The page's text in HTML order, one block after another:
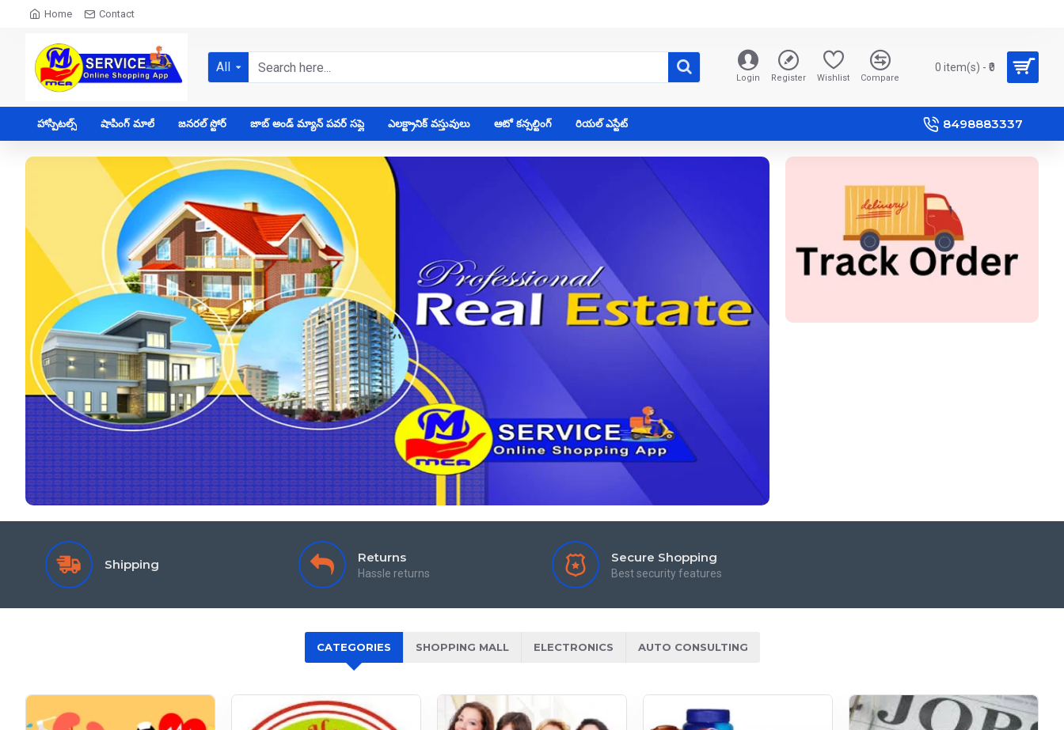
Home Contact
All
Login Register Wishlist Compare
0 item(s) - ₹0
హాస్పిటల్స్ షాపింగ్ మాల్ జనరల్ స్టోర్ జాబ్ అండ్ మ్యాన్ పవర్ సప్లై ఎలక్ట్రానిక్ వస్తువులు ఆటో కన్సల్టింగ్ రియల్ ఎస్టేట్ 8498883337
Shipping Returns
Hassle returns
Secure Shopping
Best security features
CATEGORIES SHOPPING MALL ELECTRONICS AUTO CONSULTING